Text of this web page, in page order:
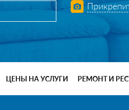
ЦЕНЫ НА УСЛУГИ РЕМОНТ И